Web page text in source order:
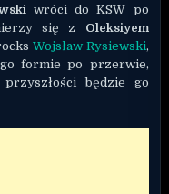
wróci do KSW po
się z Oleksiyem
Wojsław Rysiewski,
formie po przerwie,
przyszłości będzie go